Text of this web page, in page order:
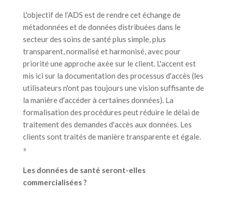
L'objectif de l’ADS est de rendre cet échange de
métadonnées et de données distribuées dans le
secteur des soins de santé plus simple, plus
transparent, normalisé et harmonisé, avec pour
priorité une approche axée sur le client. L'accent est
mis ici sur la documentation des processus d'accès (les
utilisateurs n'ont pas toujours une vision suffisante de
la manière d'accéder à certaines données). La
formalisation des procédures peut réduire le délai de
traitement des demandes d'accès aux données. Les
clients sont traités de manière transparente et égale.
»
Les données de santé seront-elles
commercialisées ?